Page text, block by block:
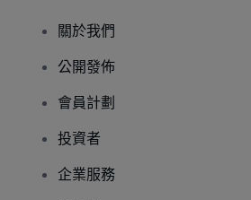
關於我們
公開發佈
會員計劃
投資者
企業服務